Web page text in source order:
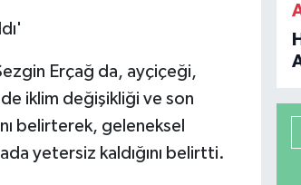
Erçağ da, ayçiçeği,
iklim değişikliği ve son
belirterek, geleneksel
yetersiz kaldığını belirtti.